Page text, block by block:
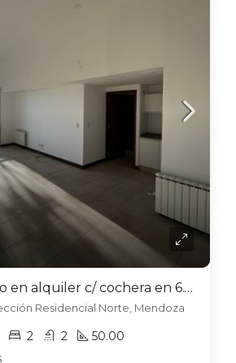
Departamento en alquiler c/ cochera en 6.ª Sección Residencial Norte
Residencial Norte, Mendoza
2 2 50.00